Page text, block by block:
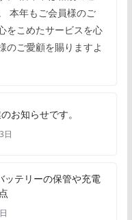
本年もご会員様のご
をこめたサービスを心
のご愛顧を賜りますよ
お知らせです。
日
ッテリーの保管や充電